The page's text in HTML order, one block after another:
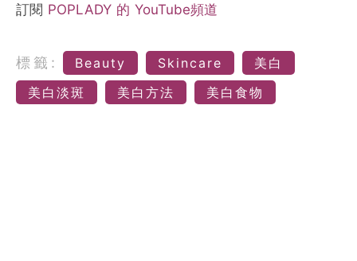
訂閱 POPLADY 的 YouTube頻道
標籤: Beauty Skincare
美白
美白淡斑
美白方法 美白食物